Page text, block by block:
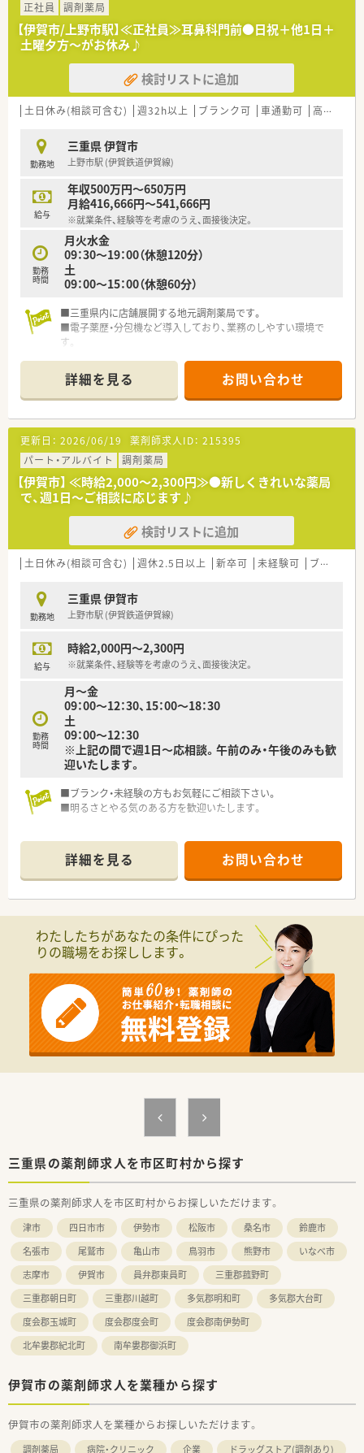
正社員
調剤薬局
【伊賀市/上野市駅】≪正社員≫耳鼻科門前●日祝＋他1日＋
土曜夕方～がお休み♪
検討リストに追加
土日休み(相談可含む) 週32h以上 ブランク可 車通勤可 高給与(600万円以上)
勤務地
三重県 伊賀市
上野市駅 (伊賀鉄道伊賀線)
給与
年収500万円～650万円
月給416,666円～541,666円
※就業条件、経験等を考慮のうえ、面接後決定。
勤務
時間
月火水金
09：30～19：00（休憩120分）
土
09：00～15：00（休憩60分）
■三重県内に店舗展開する地元調剤薬局です。
■電子薬歴・分包機など導入しており、業務のしやすい環境で
す。
す。
詳細を見る お問い合わせ
更新日： 2026/06/19 薬剤師求人ID： 215395
パート・アルバイト
調剤薬局
【伊賀市】 ≪時給2,000～2,300円≫●新しくきれいな薬局
で、週1日～ご相談に応じます♪
検討リストに追加
土日休み(相談可含む) 週休2.5日以上 新卒可 未経験可 ブランク可
勤務地
三重県 伊賀市
上野市駅 (伊賀鉄道伊賀線)
給与
時給2,000円～2,300円
※就業条件、経験等を考慮のうえ、面接後決定。
勤務
時間
月～金
09：00～12：30、15：00～18：30
土
09：00～12：30
※上記の間で週1日～応相談。午前のみ・午後のみも歓
迎いたします。
■ブランク・未経験の方もお気軽にご相談下さい。
■明るさとやる気のある方を歓迎いたします。
詳細を見る お問い合わせ
わたしたちがあなたの条件にぴった
りの職場をお探しします。
三重県の薬剤師求人を市区町村から探す
三重県の薬剤師求人を市区町村からお探しいただけます。
津市 四日市市 伊勢市 松阪市 桑名市
鈴鹿市
名張市
尾鷲市 亀山市 鳥羽市 熊野市
いなべ市
志摩市
伊賀市 員弁郡東員町
三重郡菰野町
三重郡朝日町
三重郡川越町 多気郡明和町
多気郡大台町
度会郡玉城町
度会郡度会町
度会郡南伊勢町
北牟婁郡紀北町
南牟婁郡御浜町
伊賀市の薬剤師求人を業種から探す
伊賀市の薬剤師求人を業種からお探しいただけます。
調剤薬局 病院・クリニック 企業 ドラッグストア(調剤あり)